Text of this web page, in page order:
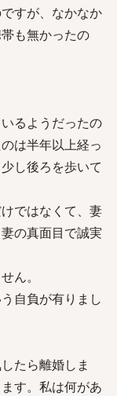
すが、なかなか
も無かったの
るようだったの
は半年以上経っ
し後ろを歩いて
ではなくて、妻
の真面目で誠実
ん。
自負が有りまし
たら離婚しま
す。私は何があ